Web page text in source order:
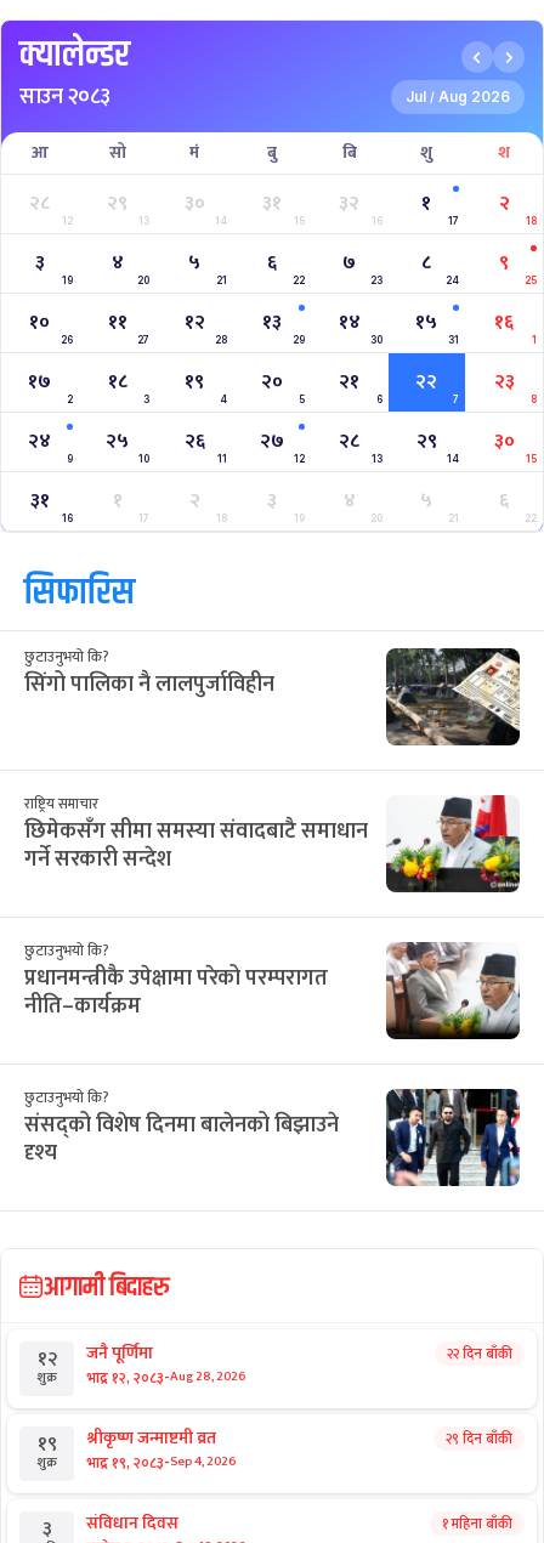
क्यालेन्डर
साउन २०८३ Jul / Aug 2026
आ सो मं बु बि शु श
२८
12
२९
13
३०
14
३१
15
३२
16
१
17
२
18
३
19
४
20
५
21
६
22
७
23
८
24
९
25
१०
26
११
27
१२
28
१३
29
१४
30
१५
31
१६
1
१७
2
१८
3
१९
4
२०
5
२१
6
२२
7
२३
8
२४
9
२५
10
२६
11
२७
12
२८
13
२९
14
३०
15
३१
16
१
17
२
18
३
19
४
20
५
21
६
22
सिफारिस
छुटाउनुभयो कि?
सिंगो पालिका नै लालपुर्जाविहीन
राष्ट्रिय समाचार
छिमेकसँग सीमा समस्या संवादबाटै समाधान
गर्ने सरकारी सन्देश
छुटाउनुभयो कि?
प्रधानमन्त्रीकै उपेक्षामा परेको परम्परागत
नीति–कार्यक्रम
छुटाउनुभयो कि?
संसद्को विशेष दिनमा बालेनको बिझाउने
दृश्य
आगामी बिदाहरु
१२
शुक्र
जनै पूर्णिमा
भाद्र १२, २०८३-Aug 28, 2026
२२ दिन बाँकी
१९
शुक्र
श्रीकृष्ण जन्माष्टमी व्रत
भाद्र १९, २०८३-Sep 4, 2026
२९ दिन बाँकी
३ संविधान दिवस १ महिना बाँकी